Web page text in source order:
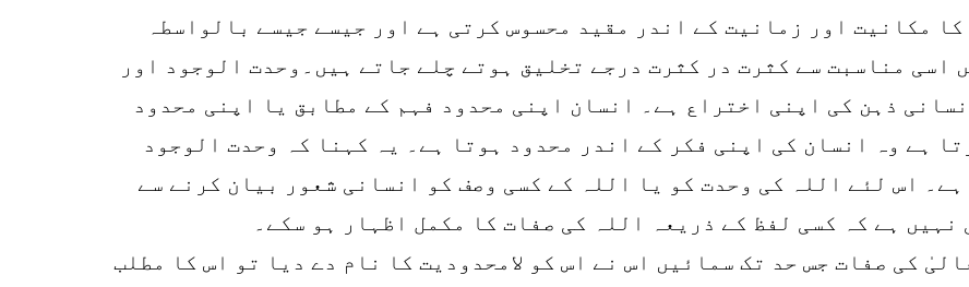
مکانیت اور زمانیت کے اندر مقید محسوس کرتی ہے اور جیسے جیسے بالواسطہ
اسی مناسبت سے کثرت در کثرت درجے تخلیق ہوتے چلے جاتے ہیں۔وحدت الوجود اور
ذہن کی اپنی اختراع ہے۔ انسان اپنی محدود فہم کے مطابق یا اپنی محدود
ہے وہ انسان کی اپنی فکر کے اندر محدود ہوتا ہے۔ یہ کہنا کہ وحدت الوجود
اس لئے اللہ کی وحدت کو یا اللہ کے کسی وصف کو انسانی شعور بیان کرنے سے
ہے کہ کسی لفظ کے ذریعہ اللہ کی صفات کا مکمل اظہار ہو سکے۔
کی صفات جس حد تک سمائیں اس نے اس کو لامحدودیت کا نام دے دیا تو اس کا مطلب